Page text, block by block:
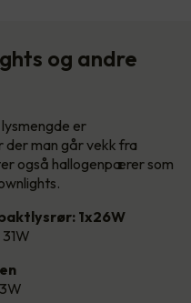
og andre
er
der man går vekk fra
også hallogenpærer som
1x26W